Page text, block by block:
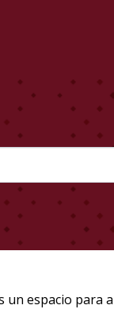
espacio